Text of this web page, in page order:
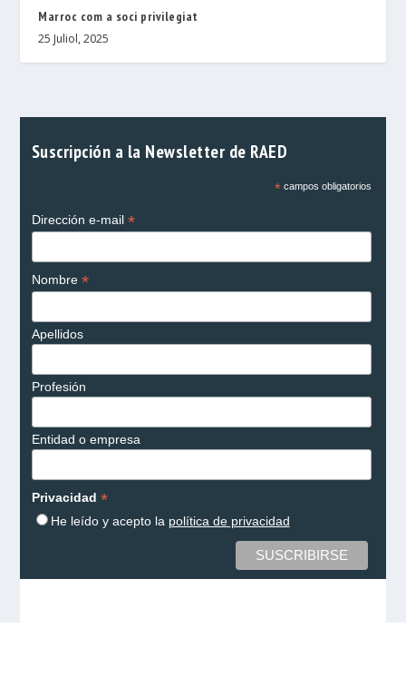
Marroc com a soci privilegiat
25 Juliol, 2025
Suscripción a la Newsletter de RAED
*campos obligatorios
Dirección e-mail *
Nombre *
Apellidos
Profesión
Entidad o empresa
Privacidad *
He leído y acepto la política de privacidad